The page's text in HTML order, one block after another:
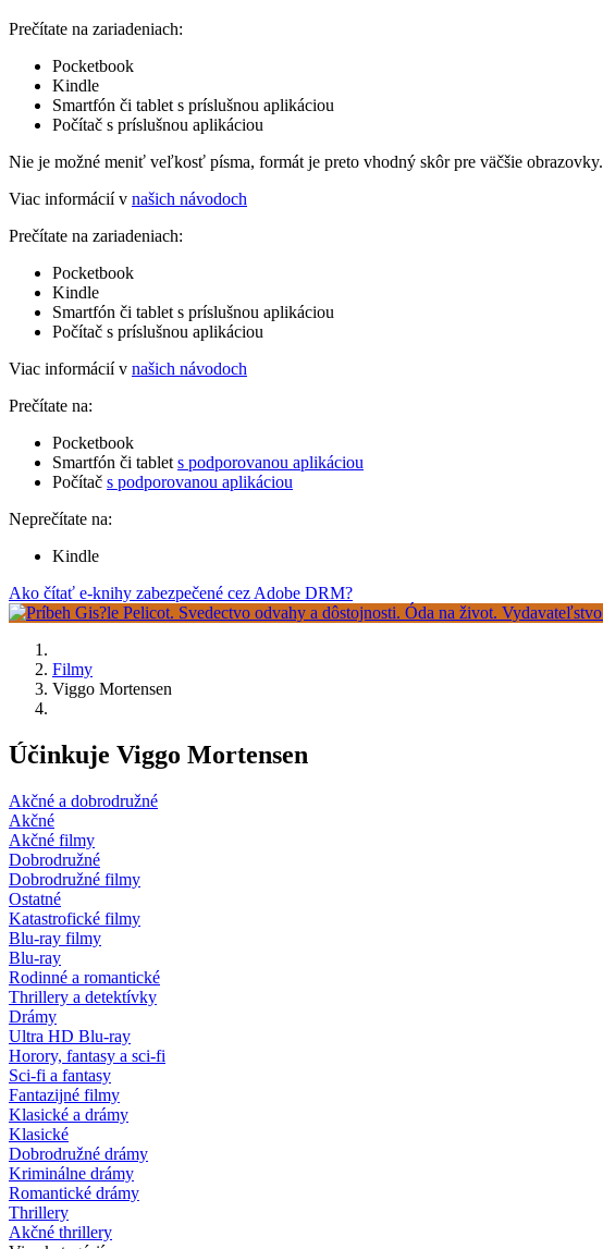
Prečítate na zariadeniach:
Pocketbook
Kindle
Smartfón či tablet s príslušnou aplikáciou
Počítač s príslušnou aplikáciou
Nie je možné meniť veľkosť písma, formát je preto vhodný skôr pre väčšie obrazovky.
Viac informácií v našich návodoch
Prečítate na zariadeniach:
Pocketbook
Kindle
Smartfón či tablet s príslušnou aplikáciou
Počítač s príslušnou aplikáciou
Viac informácií v našich návodoch
Prečítate na:
Pocketbook
Smartfón či tablet s podporovanou aplikáciou
Počítač s podporovanou aplikáciou
Neprečítate na:
Kindle
Ako čítať e-knihy zabezpečené cez Adobe DRM?
Filmy
Viggo Mortensen
Účinkuje Viggo Mortensen
Akčné a dobrodružné
Akčné
Akčné filmy
Dobrodružné
Dobrodružné filmy
Ostatné
Katastrofické filmy
Blu-ray filmy
Blu-ray
Rodinné a romantické
Thrillery a detektívky
Drámy
Ultra HD Blu-ray
Horory, fantasy a sci-fi
Sci-fi a fantasy
Fantazijné filmy
Klasické a drámy
Klasické
Dobrodružné drámy
Kriminálne drámy
Romantické drámy
Thrillery
Akčné thrillery